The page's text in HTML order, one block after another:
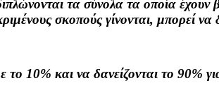
τα σύνολα τα οποία
σκοπούς γίνονται, μπορεί
10% και να δανείζονται το 90%